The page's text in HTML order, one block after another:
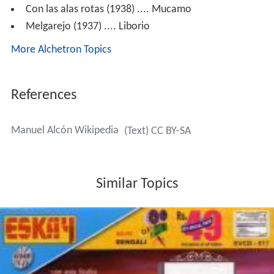
Con las alas rotas (1938) .... Mucamo
Melgarejo (1937) .... Liborio
More Alchetron Topics
References
Manuel Alcón Wikipedia (Text) CC BY-SA
Similar Topics